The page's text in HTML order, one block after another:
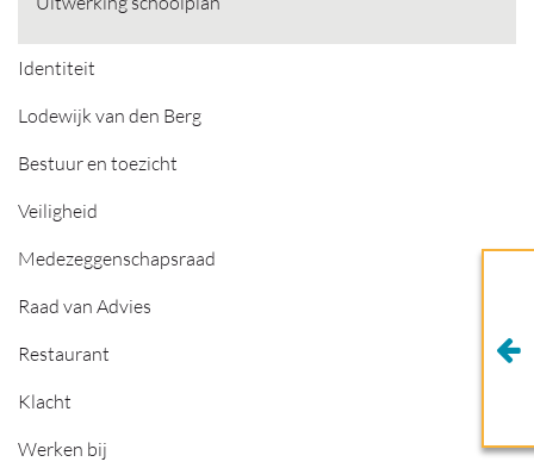
Identiteit
Lodewijk van den Berg
Bestuur en toezicht
Veiligheid
Medezeggenschapsraad
Raad van Advies
Restaurant
Klacht
Werken bij